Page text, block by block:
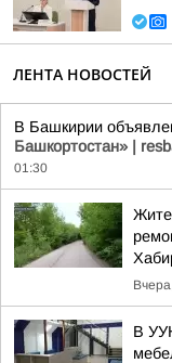
ЛЕНТА НОВОСТЕЙ
В Башкирии
Башкортостан» |
01:30
В